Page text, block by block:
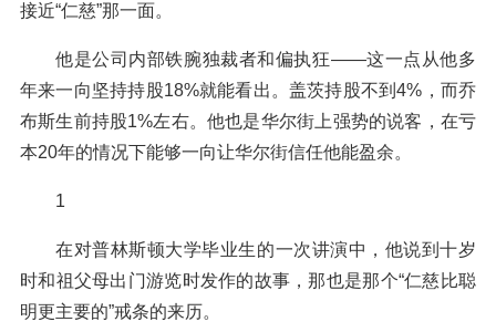
接近“仁慈”那一面。
他是公司内部铁腕独裁者和偏执狂——这一点从他多
年来一向坚持持股18%就能看出。盖茨持股不到4%，而乔
布斯生前持股1%左右。他也是华尔街上强势的说客，在亏
本20年的情况下能够一向让华尔街信任他能盈余。
1
在对普林斯顿大学毕业生的一次讲演中，他说到十岁
时和祖父母出门游览时发作的故事，那也是那个“仁慈比聪
明更主要的”戒条的来历。